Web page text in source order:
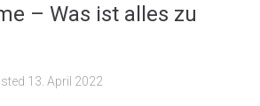
– Was ist alles zu
13. April 2022